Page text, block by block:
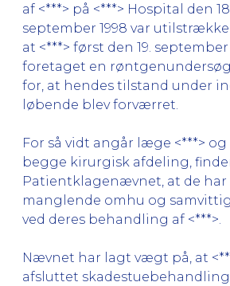
af <***> på <***> Hospital den 18.
september 1998 var
at <***> først den 19. september
foretaget en
for, at hendes tilstand under
løbende blev forværret.
For så vidt angår læge <***> og
begge kirurgisk afdeling,
Patientklagenævnet, at de har
manglende omhu og
ved deres behandling af <***>.
Nævnet har lagt vægt på, at
afsluttet skadestuebehandling